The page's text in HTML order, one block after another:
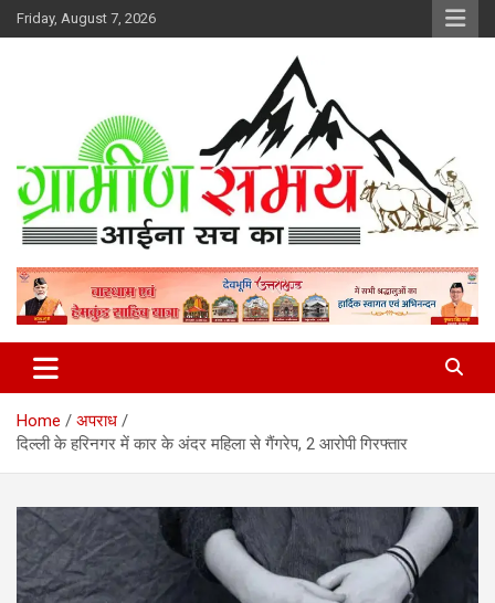
Skip
to
Friday, August 7, 2026
Gramin Samay
Home
अपराध
दिल्ली के हरिनगर में कार के अंदर महिला से गैंगरेप, 2 आरोपी गिरफ्तार